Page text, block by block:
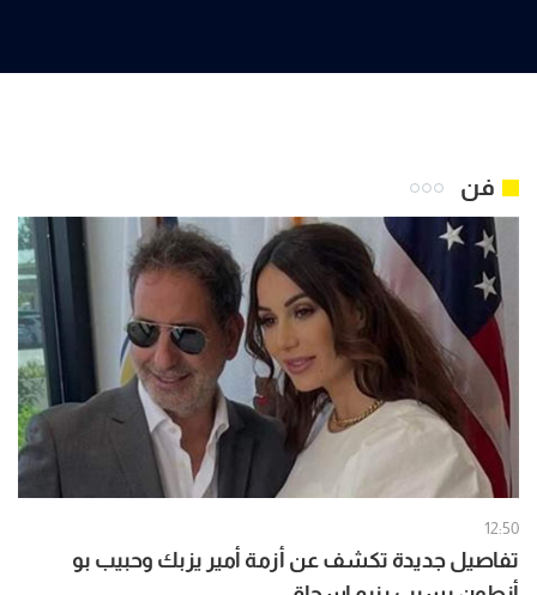
فن
12:50
تفاصيل جديدة تكشف عن أزمة أمير يزبك وحبيب بو